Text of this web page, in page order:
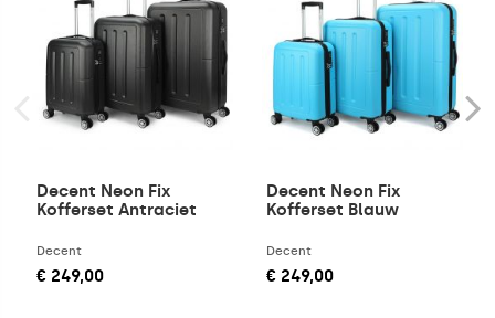
Decent Neon Fix
Kofferset Antraciet
Decent
€ 249,00
Decent Neon Fix
Kofferset Blauw
Decent
€ 249,00